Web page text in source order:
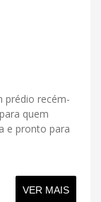
prédio recém-
quem
e pronto para
VER MAIS